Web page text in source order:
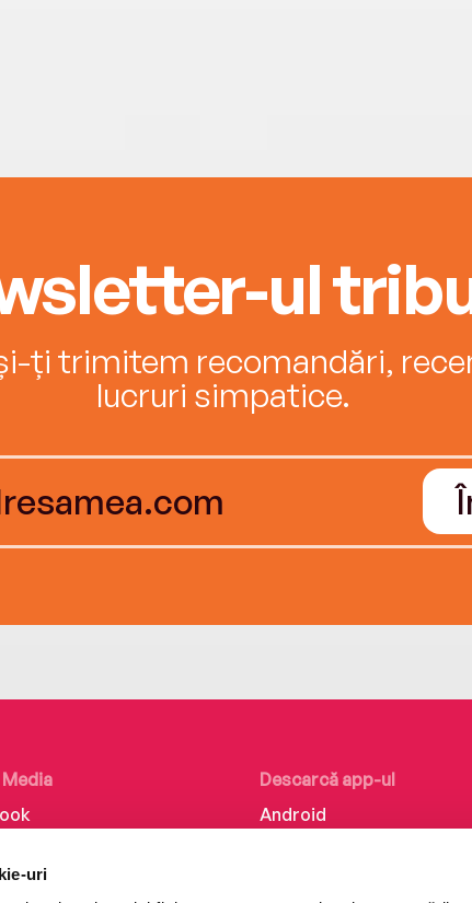
uri
ul
ți trimitem recomandări,
lucruri simpatice.
Descarcă app-ul
Android